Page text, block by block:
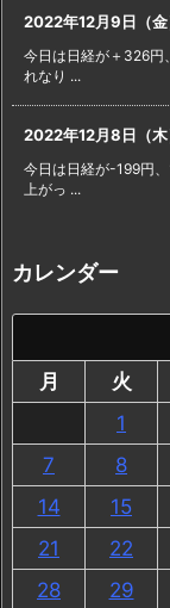
2022年12月9日（
今日は日経が＋326円
れなり ...
2022年12月8日（
今日は日経が-199円
上がっ ...
カレンダー
月
火
1
7
8
14
15
21
22
28
29